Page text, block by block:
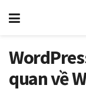
quan về